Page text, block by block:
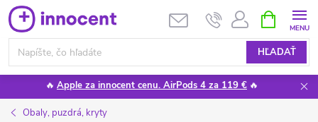
Prejsť
na
obsah
HĽADAŤ
KOŠÍK
🔥 Apple za innocent cenu. AirPods 4 za 119 € 🔥
Obaly, puzdrá, kryty